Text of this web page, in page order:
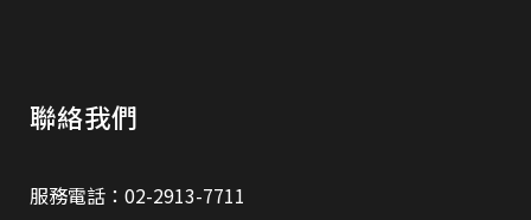
聯絡我們
服務電話：02-2913-7711